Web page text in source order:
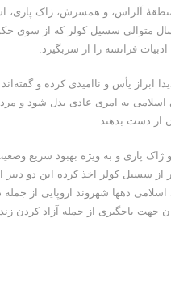
منطقۀ آلزاس، و همسرش، ژاک پاری،
متوالی سسیل کولر که از سوی
فرانسه را از سربگیرد.
یأس و ناامیدی کرده‌ و گفته‌اند
به امری عادی بدل شود و
از دست بدهند.
ژاک پاری و به ویژه بهبود سریع
از سسیل کولر اخذ کرده این دو دبیر
دهها شهروند اروپایی از جمله
جهت باجگیری از جمله آزاد کردن